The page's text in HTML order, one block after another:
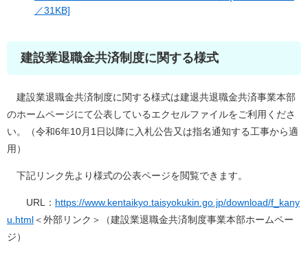
／31KB]
建設業退職金共済制度に関する様式
建設業退職金共済制度に関する様式は建退共退職金共済事業本部
のホームページにて公表しているエクセルファイルをご利用くださ
い。（令和6年10月1日以降に入札公告又は指名通知する工事から適
用）
下記リンク先より様式の公表ページを閲覧できます。
URL： https://www.kentaikyo.taisyokukin.go.jp/download/f_kany
u.html＜外部リンク＞
（建設業退職金共済制度事業本部ホームペー
ジ）